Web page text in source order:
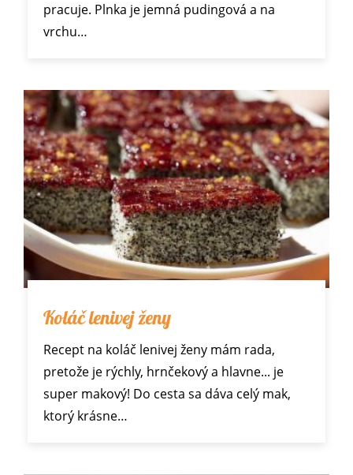
pracuje. Plnka je jemná pudingová a na
vrchu…
Koláč lenivej ženy
Recept na koláč lenivej ženy mám rada,
pretože je rýchly, hrnčekový a hlavne... je
super makový! Do cesta sa dáva celý mak,
ktorý krásne…